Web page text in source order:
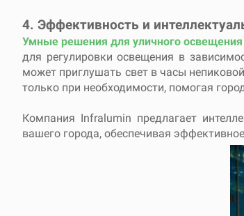
4. Эффективность и
Умные решения для уличного освещения
для регулировки освещения в
может приглушать свет в часы
только при необходимости, помогая
Компания Infralumin предлагает
вашего города, обеспечивая